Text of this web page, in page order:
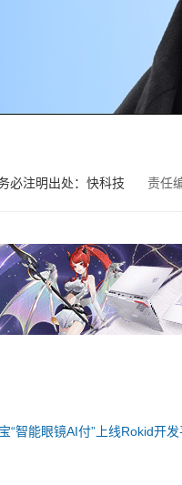
必注明出处：快科技 责任
“智能眼镜AI付”上线Rokid开发